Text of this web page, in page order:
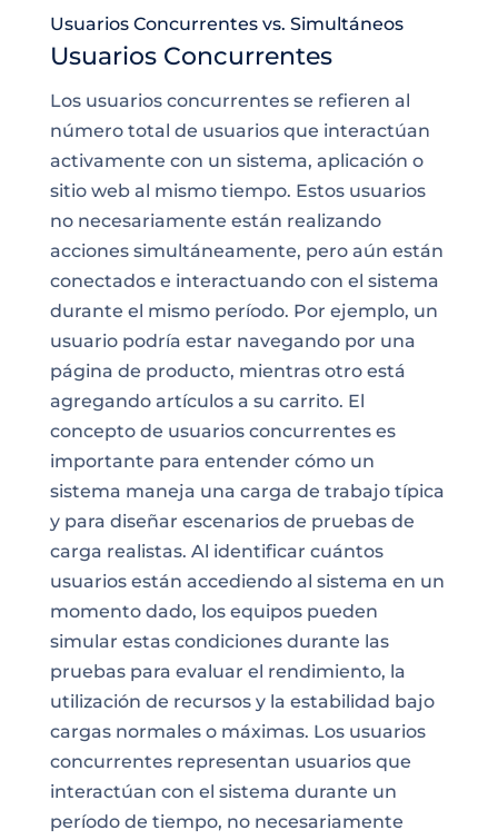
Usuarios Concurrentes vs. Simultáneos
Usuarios Concurrentes
Los usuarios concurrentes se refieren al
número total de usuarios que interactúan
activamente con un sistema, aplicación o
sitio web al mismo tiempo. Estos usuarios
no necesariamente están realizando
acciones simultáneamente, pero aún están
conectados e interactuando con el sistema
durante el mismo período. Por ejemplo, un
usuario podría estar navegando por una
página de producto, mientras otro está
agregando artículos a su carrito. El
concepto de usuarios concurrentes es
importante para entender cómo un
sistema maneja una carga de trabajo típica
y para diseñar escenarios de pruebas de
carga realistas. Al identificar cuántos
usuarios están accediendo al sistema en un
momento dado, los equipos pueden
simular estas condiciones durante las
pruebas para evaluar el rendimiento, la
utilización de recursos y la estabilidad bajo
cargas normales o máximas. Los usuarios
concurrentes representan usuarios que
interactúan con el sistema durante un
período de tiempo, no necesariamente